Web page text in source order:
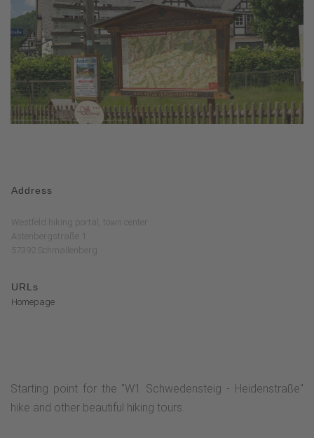
Address
Westfeld hiking portal, town center
Astenbergstraße 1
57392 Schmallenberg
URLs
Homepage
Starting point for the "W1 Schwedensteig - Heidenstraße"
hike and other beautiful hiking tours.